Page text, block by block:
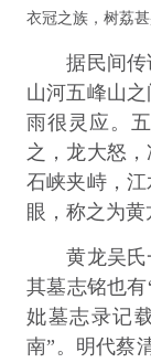
衣冠之族，树荔
据民间传说
山河五峰山
雨很灵应。
之，龙大怒
石峡夹峙，
眼，称之为黄
黄龙吴氏一
其墓志铭也
妣墓志录记
南”。明代蔡